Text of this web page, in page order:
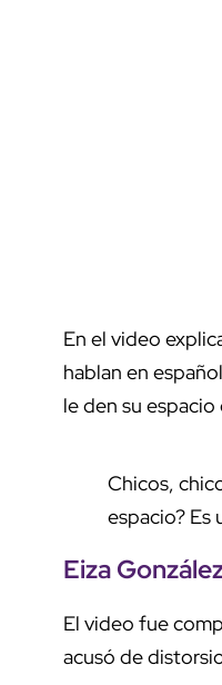
En el video
hablan en
le den su
Chicos,
espacio? Es
Eiza
El video fue
acusó de